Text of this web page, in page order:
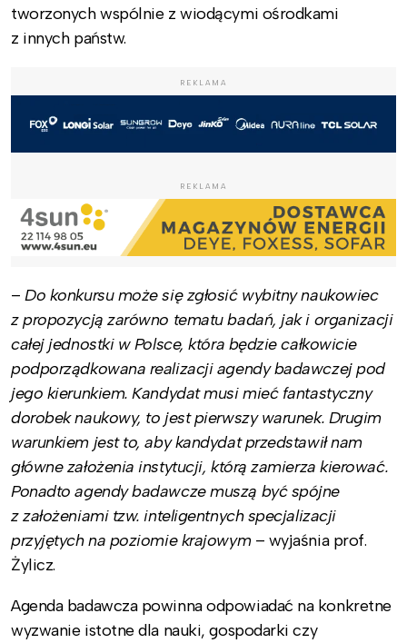
tworzonych wspólnie z wiodącymi ośrodkami
z innych państw.
REKLAMA
REKLAMA
–Do konkursu może się zgłosić wybitny naukowiec
z propozycją zarówno tematu badań, jak i organizacji
całej jednostki w Polsce, która będzie całkowicie
podporządkowana realizacji agendy badawczej pod
jego kierunkiem. Kandydat musi mieć fantastyczny
dorobek naukowy, to jest pierwszy warunek. Drugim
warunkiem jest to, aby kandydat przedstawił nam
główne założenia instytucji, którą zamierza kierować.
Ponadto agendy badawcze muszą być spójne
z założeniami tzw. inteligentnych specjalizacji
przyjętych na poziomie krajowym – wyjaśnia prof.
Żylicz.
Agenda badawcza powinna odpowiadać na konkretne
wyzwanie istotne dla nauki, gospodarki czy